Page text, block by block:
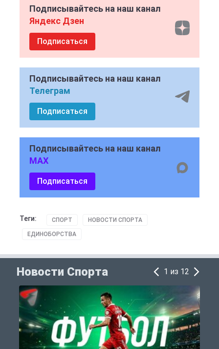
Подписывайтесь на наш канал
Яндекс Дзен
Подписаться
Подписывайтесь на наш канал
Телеграм
Подписаться
Подписывайтесь на наш канал
MAX
Подписаться
Теги: СПОРТ НОВОСТИ СПОРТА
ЕДИНОБОРСТВА
Новости Спорта 1 из 12